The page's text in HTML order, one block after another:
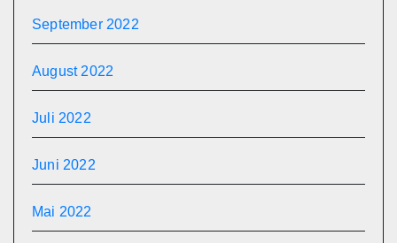
September 2022
August 2022
Juli 2022
Juni 2022
Mai 2022